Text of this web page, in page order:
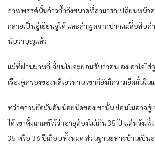
ภาพพรรค์นั้นก้าวล้ำถึงขนาดที่สามารถเปลี่ยนหน้าต
กลายเป็นอู๋เยี่ยนจูได้ และคำพูดจากปากแม่สื่อสิบค
นับว่าบุญแล้ว
แม้ที่ผ่านมาหลี่เจี้ยนโบจะยอมรับว่าตนเองเอาใจใ
เรื่องคู่ครองของหลี่เยว่หาน เขาก็ยังมีความยึดมั่นใ
ทว่าความยึดมั่นอันน้อยนิดของเขานั้น ย่อมไม่อาจสู้
ได้ เขาตั้งเกณฑ์ไว้ว่าอายุต้องไม่เกิน 35 ปี แต่หวังเ
35 หรือ 36 ปีเกือบทั้งหมด ส่วนฐานะทางบ้านเป็นอ